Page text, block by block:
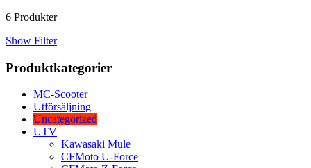
6 Produkter
Show Filter
Produktkategorier
MC-Scooter
Utförsäljning
Uncategorized
UTV
Kawasaki Mule
CFMoto U-Force